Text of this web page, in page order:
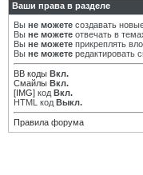
Ваши права в разделе
Вы не можете создавать
Вы не можете отвечать в
Вы не можете прикреплять
Вы не можете редактировать
BB коды Вкл.
Смайлы Вкл.
[IMG] код Вкл.
HTML код Выкл.
Правила форума